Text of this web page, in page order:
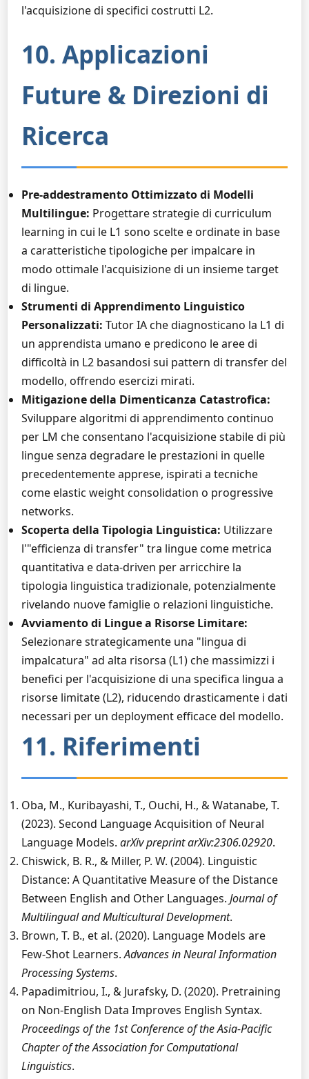
l'acquisizione di specifici costrutti L2.
10. Applicazioni
Future & Direzioni di
Ricerca
Pre-addestramento Ottimizzato di Modelli
Multilingue: Progettare strategie di curriculum
learning in cui le L1 sono scelte e ordinate in base
a caratteristiche tipologiche per impalcare in
modo ottimale l'acquisizione di un insieme target
di lingue.
Strumenti di Apprendimento Linguistico
Personalizzati: Tutor IA che diagnosticano la L1 di
un apprendista umano e predicono le aree di
difficoltà in L2 basandosi sui pattern di transfer del
modello, offrendo esercizi mirati.
Mitigazione della Dimenticanza Catastrofica:
Sviluppare algoritmi di apprendimento continuo
per LM che consentano l'acquisizione stabile di più
lingue senza degradare le prestazioni in quelle
precedentemente apprese, ispirati a tecniche
come elastic weight consolidation o progressive
networks.
Scoperta della Tipologia Linguistica: Utilizzare
l'"efficienza di transfer" tra lingue come metrica
quantitativa e data-driven per arricchire la
tipologia linguistica tradizionale, potenzialmente
rivelando nuove famiglie o relazioni linguistiche.
Avviamento di Lingue a Risorse Limitare:
Selezionare strategicamente una "lingua di
impalcatura" ad alta risorsa (L1) che massimizzi i
benefici per l'acquisizione di una specifica lingua a
risorse limitate (L2), riducendo drasticamente i dati
necessari per un deployment efficace del modello.
11. Riferimenti
Oba, M., Kuribayashi, T., Ouchi, H., & Watanabe, T.
(2023). Second Language Acquisition of Neural
Language Models. arXiv preprint arXiv:2306.02920.
Chiswick, B. R., & Miller, P. W. (2004). Linguistic
Distance: A Quantitative Measure of the Distance
Between English and Other Languages. Journal of
Multilingual and Multicultural Development.
Brown, T. B., et al. (2020). Language Models are
Few-Shot Learners.Advances in Neural Information
Processing Systems.
Papadimitriou, I., & Jurafsky, D. (2020). Pretraining
on Non-English Data Improves English Syntax.
Proceedings of the 1st Conference of the Asia-Pacific
Chapter of the Association for Computational
Linguistics.